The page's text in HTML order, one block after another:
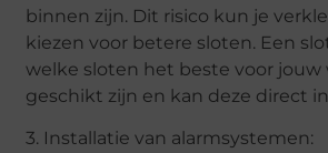
binnen zijn. Dit risico kun je
kiezen voor betere sloten. Een
welke sloten het beste voor jouw
geschikt zijn en kan deze direct
3. Installatie van alarmsystemen: